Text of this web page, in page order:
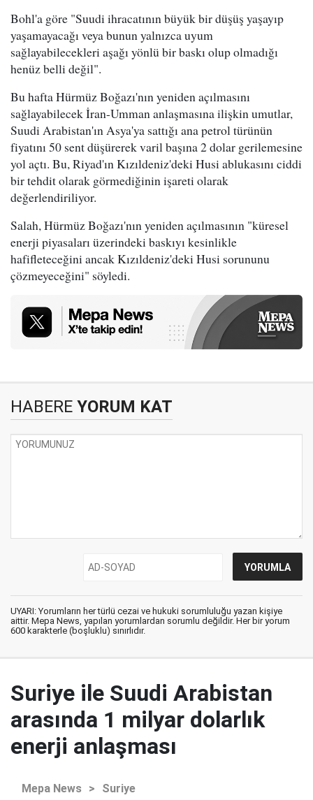
Bohl'a göre "Suudi ihracatının büyük bir düşüş yaşayıp
yaşamayacağı veya bunun yalnızca uyum
sağlayabilecekleri aşağı yönlü bir baskı olup olmadığı
henüz belli değil".
Bu hafta Hürmüz Boğazı'nın yeniden açılmasını
sağlayabilecek İran-Umman anlaşmasına ilişkin umutlar,
Suudi Arabistan'ın Asya'ya sattığı ana petrol türünün
fiyatını 50 sent düşürerek varil başına 2 dolar gerilemesine
yol açtı. Bu, Riyad'ın Kızıldeniz'deki Husi ablukasını ciddi
bir tehdit olarak görmediğinin işareti olarak
değerlendiriliyor.
Salah, Hürmüz Boğazı'nın yeniden açılmasının "küresel
enerji piyasaları üzerindeki baskıyı kesinlikle
hafifleteceğini ancak Kızıldeniz'deki Husi sorununu
çözmeyeceğini" söyledi.
HABERE YORUM KAT
UYARI: Yorumların her türlü cezai ve hukuki sorumluluğu yazan kişiye
aittir. Mepa News, yapılan yorumlardan sorumlu değildir. Her bir yorum
600 karakterle (boşluklu) sınırlıdır.
Suriye ile Suudi Arabistan
arasında 1 milyar dolarlık
enerji anlaşması
Mepa News > Suriye